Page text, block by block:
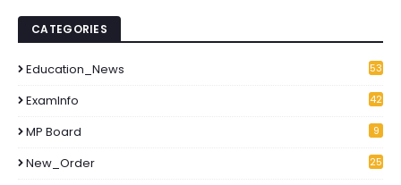
CATEGORIES
Education_News
53
ExamInfo
42
MP Board 9
New_Order
25